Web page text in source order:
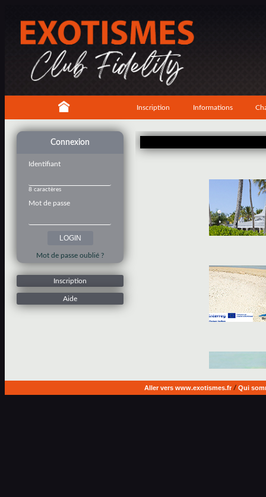
Inscription Informations
Connexion
Identifiant
8 caractères
Mot de passe
Mot de passe oublié ?
Inscription
Aide
Aller vers www.exotismes.fr/ Qui